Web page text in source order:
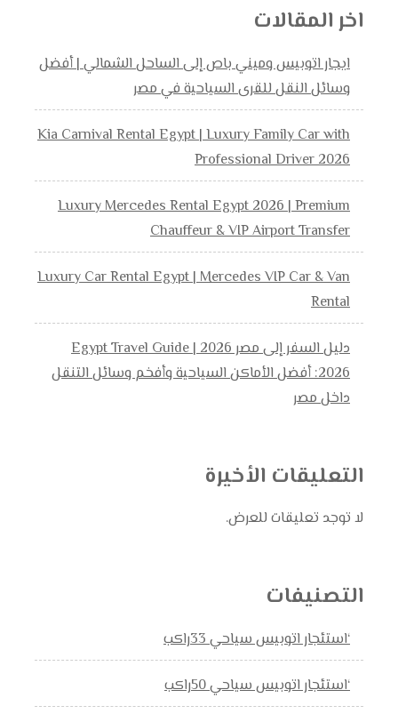
اخر المقالات
ايجار اتوبيس وميني باص إلى الساحل الشمالي | أفضل
وسائل النقل للقرى السياحية في مصر
Kia Carnival Rental Egypt | Luxury Family Car with
Professional Driver 2026
Luxury Mercedes Rental Egypt 2026 | Premium
Chauffeur & VIP Airport Transfer
Luxury Car Rental Egypt | Mercedes VIP Car & Van
Rental
دليل السفر إلى مصر 2026 | Egypt Travel Guide
2026: أفضل الأماكن السياحية وأفخم وسائل التنقل
داخل مصر
التعليقات الأخيرة
لا توجد تعليقات للعرض.
التصنيفات
‘استئجار اتوبيس سياحي 33راكب
‘استئجار اتوبيس سياحي 50راكب